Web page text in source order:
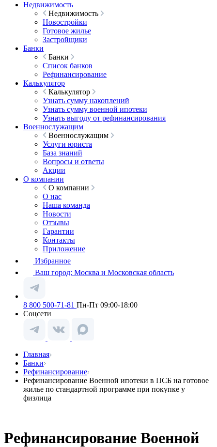
Недвижимость
Недвижимость
Новостройки
Готовое жилье
Застройщики
Банки
Банки
Список банков
Рефинансирование
Калькулятор
Калькулятор
Узнать сумму накоплений
Узнать сумму военной ипотеки
Узнать выгоду от рефинансирования
Военнослужащим
Военнослужащим
Услуги юриста
База знаний
Вопросы и ответы
Акции
О компании
О компании
О нас
Наша команда
Новости
Отзывы
Гарантии
Контакты
Приложение
Избранное
Ваш город: Москва и Московская область
8 800 500-71-81 Пн-Пт 09:00-18:00
Соцсети
Главная
Банки
Рефинансирование
Рефинансирование Военной ипотеки в ПСБ на готовое
жилье по стандартной программе при покупке у
физлица
Рефинансирование Военной